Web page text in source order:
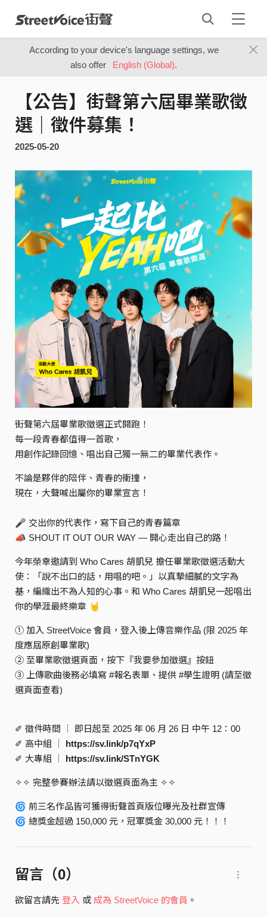
According to your device's language settings, we
also offer
English (Global).
【公告】街聲第六屆畢業歌徵
選｜徵件募集！
2025-05-20
街聲第六屆畢業歌徵選正式開跑！
每一段青春都值得一首歌，
用創作記錄回憶、唱出自己獨一無二的畢業代表作。
不論是夥伴的陪伴、青春的衝撞，
現在，大聲喊出屬你的畢業宣言！
🎤 交出你的代表作，寫下自己的青春篇章
📣 SHOUT IT OUT OUR WAY — 開心走出自己的路！
今年榮幸邀請到 Who Cares 胡凱兒 擔任畢業歌徵選活動大
使：「說不出口的話，用唱的吧。」以真摯細膩的文字為
基，編織出不為人知的心事。󠀠󠀠󠀠󠀠󠀠和 Who Cares 胡凱兒一起唱出
你的學涯最終樂章 🤘
① 加入 StreetVoice 會員，登入後上傳音樂作品 (限 2025 年
度應屆原創畢業歌)
② 至畢業歌徵選頁面，按下『我要參加徵選』按鈕
③ 上傳歌曲後務必填寫 #報名表單、提供 #學生證明 (請至徵
選頁面查看)
✐ 徵件時間 ┊ 即日起至 2025 年 06 月 26 日 中午 12：00
✐ 高中組 ┊ https://sv.link/p7qYxP
✐ 大專組 ┊ https://sv.link/STnYGK
✧✧ 完整參賽辦法請以徵選頁面為主 ✧✧
🌀 前三名作品皆可獲得街聲首頁版位曝光及社群宣傳
🌀 總獎金超過 150,000 元，冠軍獎金 30,000 元！！！
留言（0）
欲留言請先 登入 或 成為 StreetVoice 的會員 。